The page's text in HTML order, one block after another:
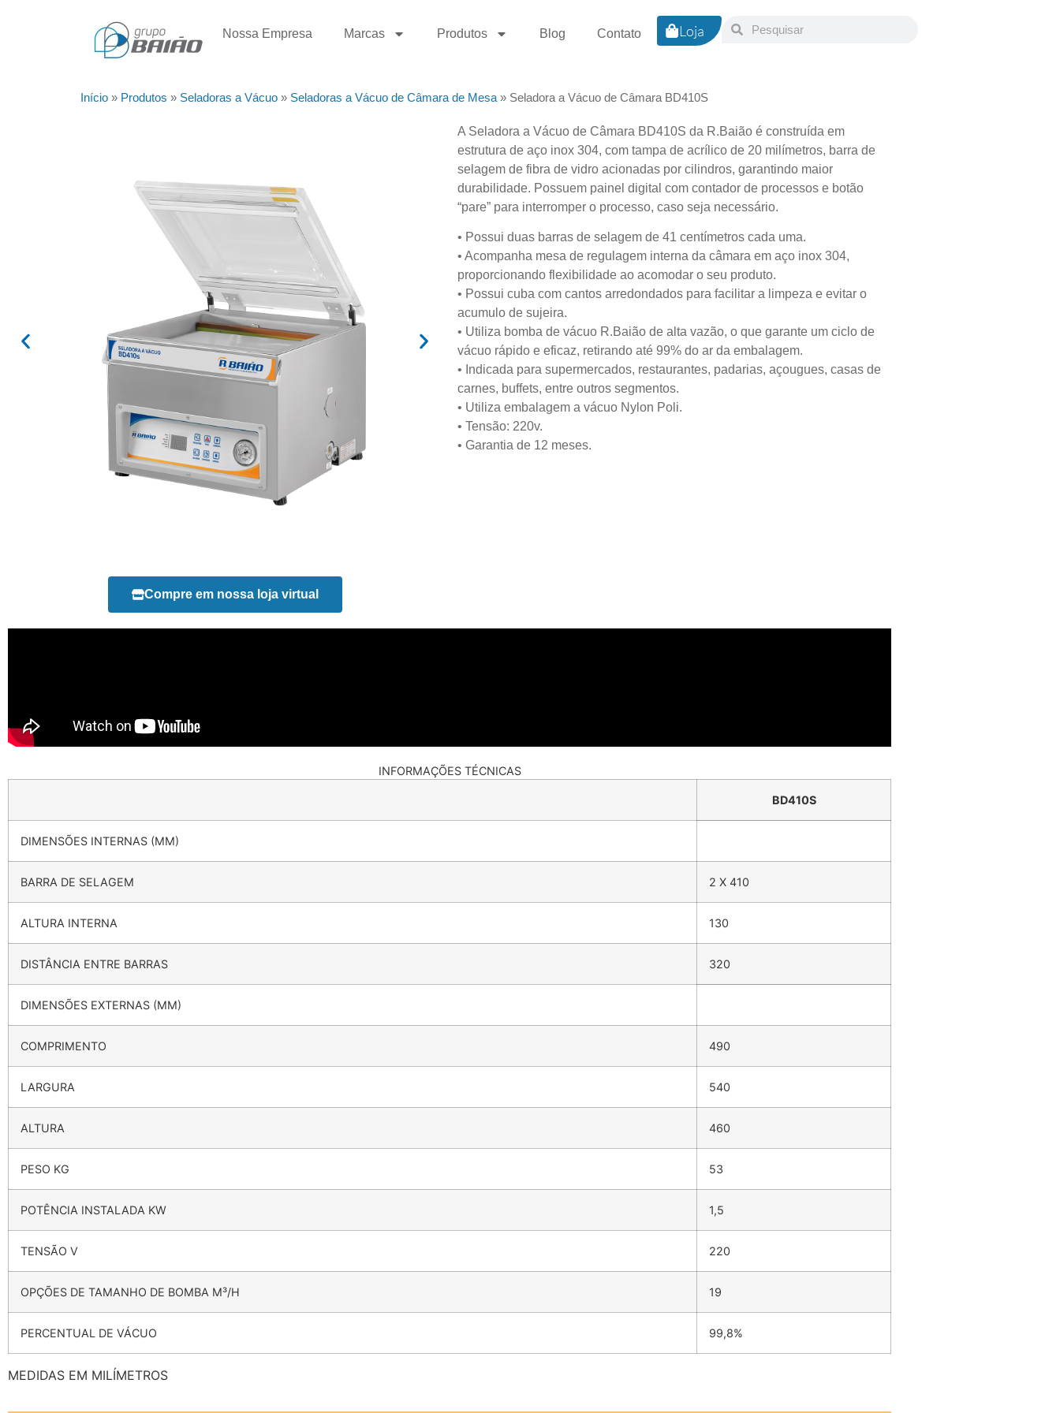
Nossa Empresa Marcas Produtos Blog Contato Loja
Início » Produtos » Seladoras a Vácuo » Seladoras a Vácuo de Câmara de Mesa » Seladora a Vácuo de Câmara BD410S
Compre em nossa loja virtual
A Seladora a Vácuo de Câmara BD410S da R.Baião é construída em
estrutura de aço inox 304, com tampa de acrílico de 20 milímetros, barra de
selagem de fibra de vidro acionadas por cilindros, garantindo maior
durabilidade. Possuem painel digital com contador de processos e botão
“pare” para interromper o processo, caso seja necessário.
• Possui duas barras de selagem de 41 centímetros cada uma.
• Acompanha mesa de regulagem interna da câmara em aço inox 304,
proporcionando flexibilidade ao acomodar o seu produto.
• Possui cuba com cantos arredondados para facilitar a limpeza e evitar o
acumulo de sujeira.
• Utiliza bomba de vácuo R.Baião de alta vazão, o que garante um ciclo de
vácuo rápido e eficaz, retirando até 99% do ar da embalagem.
• Indicada para supermercados, restaurantes, padarias, açougues, casas de
carnes, buffets, entre outros segmentos.
• Utiliza embalagem a vácuo Nylon Poli.
• Tensão: 220v.
• Garantia de 12 meses.
INFORMAÇÕES TÉCNICAS
BD410S
DIMENSÕES INTERNAS (MM)
BARRA DE SELAGEM 2 X 410
ALTURA INTERNA 130
DISTÂNCIA ENTRE BARRAS 320
DIMENSÕES EXTERNAS (MM)
COMPRIMENTO 490
LARGURA 540
ALTURA 460
PESO KG 53
POTÊNCIA INSTALADA KW 1,5
TENSÃO V 220
OPÇÕES DE TAMANHO DE BOMBA M³/H 19
PERCENTUAL DE VÁCUO 99,8%
MEDIDAS EM MILÍMETROS